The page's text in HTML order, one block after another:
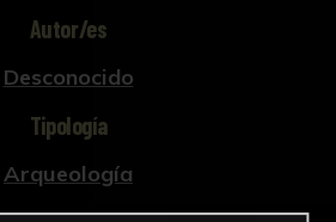
Autor/es
Desconocido
Tipología
Arqueología